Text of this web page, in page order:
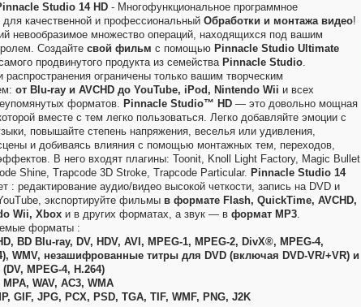
Studio 14 HD - Многофункциональное программное
для качественной и профессиональный Обработки и монтажа видео!
невообразимое множество операций, находящихся под вашим
Создайте свой фильм с помощью Pinnacle Studio Ultimate
продвинутого продукта из семейства Pinnacle Studio.
распространения ограничены только вашим творческим
от Blu-ray и AVCHD до YouTube, iPod, Nintendo Wii и всех
форматов. Pinnacle Studio™ HD — это довольно мощная
вместе с тем легко пользоваться. Легко добавляйте эмоции с
повышайте степень напряжения, веселья или удивления,
и добиваясь влияния с помощью монтажных тем, переходов,
В него входят плагины: Toonit, Knoll Light Factory, Magic Bullet
Shine, Trapcode 3D Stroke, Trapcode Particular. Pinnacle Studio 14
: редактирование аудио/видео высокой четкости, запись на DVD и
экспортируйте фильмы в формате Flash, QuickTime, AVCHD,
Wii, Xbox и в других форматах, а звук — в формат MP3.
форматы :
BD Blu-ray, DV, HDV, AVI, MPEG-1, MPEG-2, DivX®, MPEG-4,
WMV, незашифрованные титры для DVD (включая DVD-VR/+VR) и
MPEG-4, H.264)
MPA, WAV, AC3, WMA
GIF, JPG, PCX, PSD, TGA, TIF, WMF, PNG, J2K